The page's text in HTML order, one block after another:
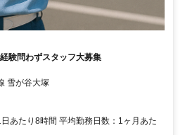
験問わずスタッフ大募集
雪が谷大塚
あたり8時間 平均勤務日数：1ヶ月あた